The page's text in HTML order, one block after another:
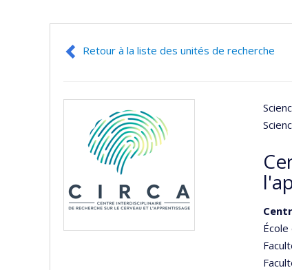
Retour à la liste des unités de recherche